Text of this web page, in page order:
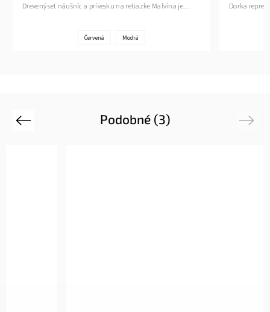
Drevený set náušníc a prívesku na retiazke Malvína je...
Červená Modrá
Dorka
Podobné (3)
Previous Next